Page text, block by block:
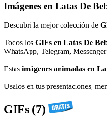
Imágenes en Latas De
Descubrí la mejor colección de
Todos los GIFs en Latas De
WhatsApp, Telegram,
Estas imágenes animadas en
Usalos en tus presentaciones,
GIFs (7)